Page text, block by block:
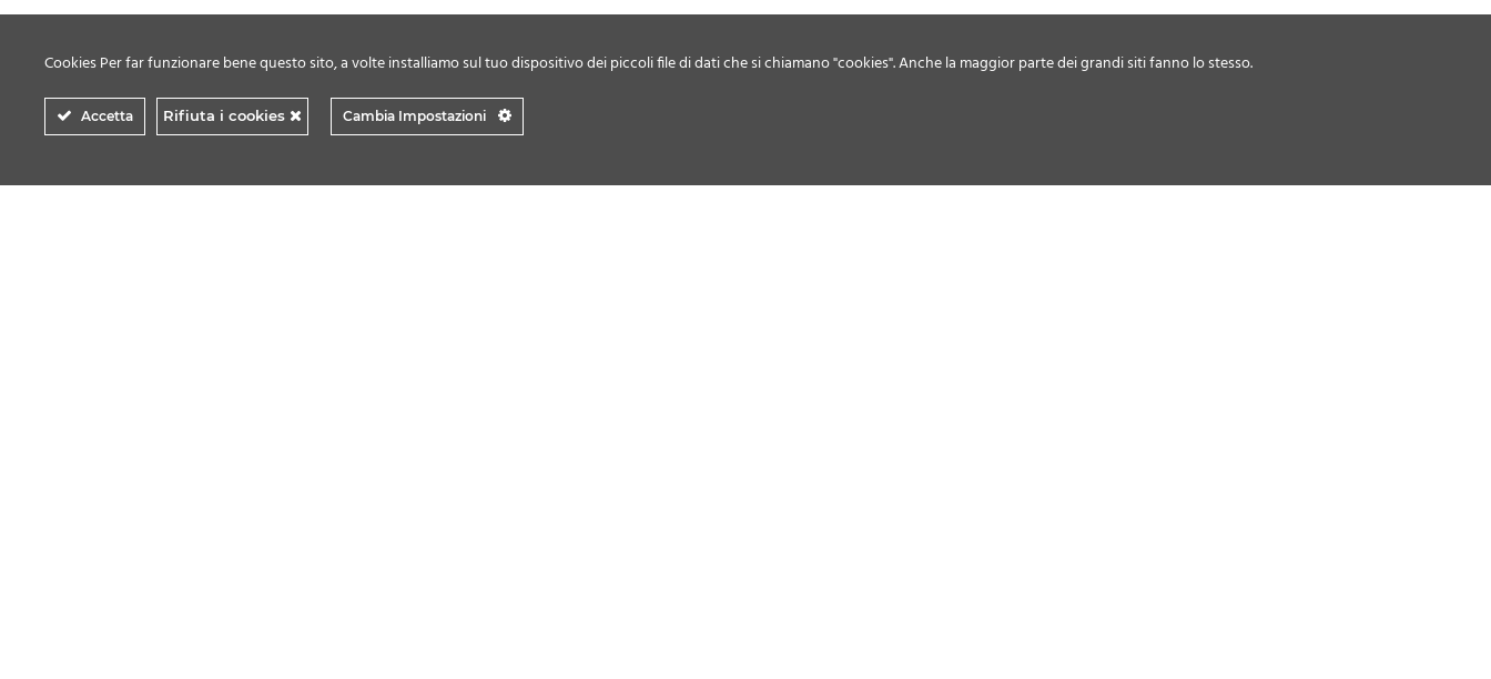
Cookies Per far funzionare bene questo sito, a volte installiamo sul tuo dispositivo dei piccoli file di dati che si chiamano "cookies". Anche la maggior parte dei grandi siti fanno lo stesso.
Accetta Rifiuta i cookies Cambia Impostazioni